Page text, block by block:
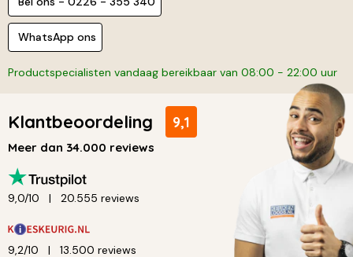
WhatsApp ons
Productspecialisten vandaag bereikbaar van 08:00 - 22:00 uur
Klantbeoordeling 9,1
Meer dan 34.000 reviews
9,0/10 20.555 reviews
9,2/10 13.500 reviews